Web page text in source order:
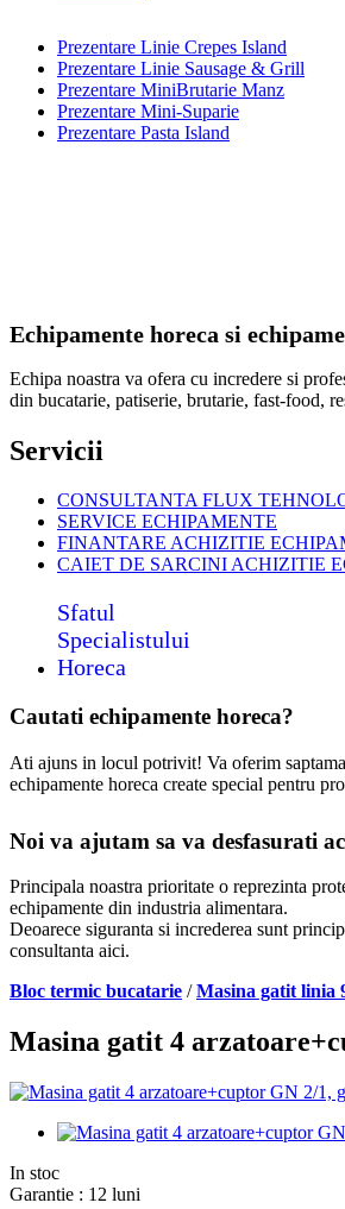
Prezentare Linie Crepes Island
Prezentare Linie Sausage & Grill
Prezentare MiniBrutarie Manz
Prezentare Mini-Suparie
Prezentare Pasta Island
Echipamente horeca si
Echipa noastra va ofera cu incredere si
din bucatarie, patiserie, brutarie, fast-food,
Servicii
CONSULTANTA FLUX
SERVICE ECHIPAMENTE
FINANTARE ACHIZITIE
CAIET DE SARCINI ACHIZITIE
Sfatul
Specialistului
Horeca
Cautati echipamente horeca?
Ati ajuns in locul potrivit! Va oferim
echipamente horeca create special pentru
Noi va ajutam sa va desfasurati
Principala noastra prioritate o reprezinta
echipamente din industria alimentara.
Deoarece siguranta si increderea sunt
consultanta aici.
Bloc termic bucatarie /Masina gatit linia
Masina gatit 4
In stoc
Garantie : 12 luni